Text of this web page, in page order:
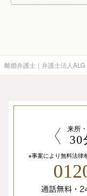
離婚弁護士｜弁護士法人ALG
来所
30
※事案により無料法律